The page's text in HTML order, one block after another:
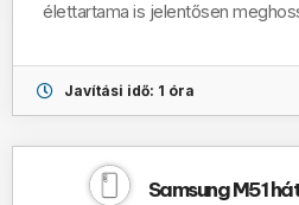
élettartama is jelentősen
Javítási idő: 1 óra
Samsung M51